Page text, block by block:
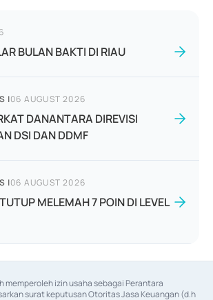
BULAN BAKTI DI RIAU
|06 AUGUST 2026
DANANTARA DIREVISI
DSI DAN DDMF
|06 AUGUST 2026
MELEMAH 7 POIN DI LEVEL
memperoleh izin usaha sebagai Perantara
surat keputusan Otoritas Jasa Keuangan (d.h